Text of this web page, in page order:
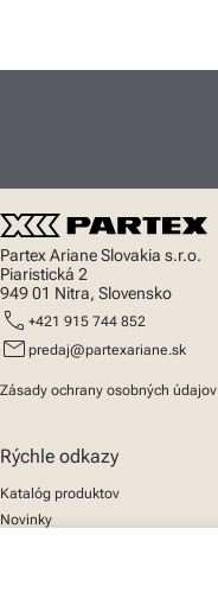
Partex Ariane Slovakia s.r.o.
Piaristická 2
949 01 Nitra, Slovensko
call +421 915 744 852
mail predaj@partexariane.sk
Zásady ochrany osobných údajov
Rýchle odkazy
Katalóg produktov
Novinky